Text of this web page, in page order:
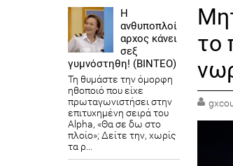
ΠΟΛΙΤΙΚΗ
το
Η
ανθυποπλοί
αρχος κάνει
σεξ
γυμνόστηθη! (ΒΙΝΤΕΟ)
Τη θυμάστε την όμορφη
ηθοποιό που είχε
πρωταγωνιστήσει στην
επιτυχημένη σειρά του
Alpha, «Θα σε δω στο
πλοίο»; Δείτε την, χωρίς
τα ρ...